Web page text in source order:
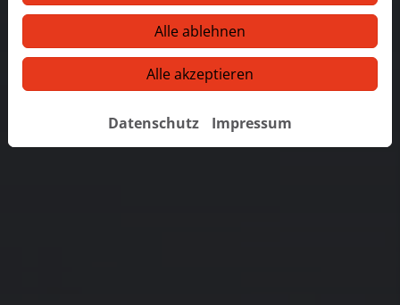
Alle ablehnen
Alle akzeptieren
Datenschutz Impressum